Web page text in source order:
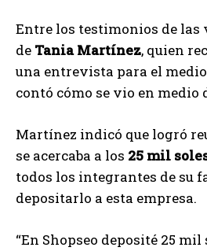
Entre los testimonios de las
de Tania Martínez, quien
una entrevista para el medio
contó cómo se vio en medio
Martínez indicó que logró
se acercaba a los 25 mil
todos los integrantes de su
depositarlo a esta empresa.
“En Shopseo deposité 25 mil